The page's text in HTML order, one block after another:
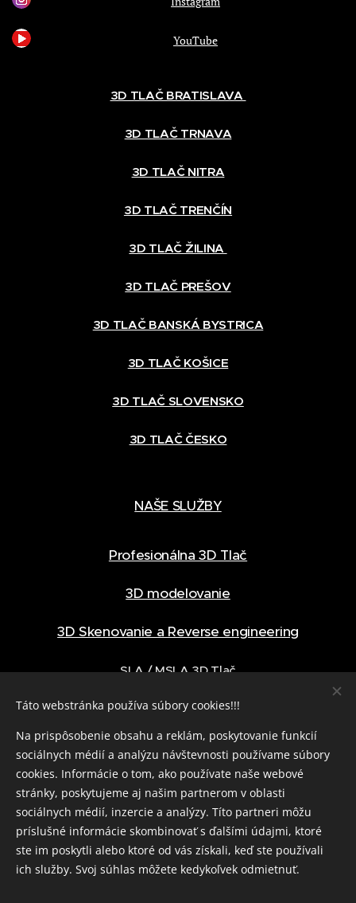
YouTube
3D TLAČ BRATISLAVA
3D TLAČ TRNAVA
3D TLAČ NITRA
3D TLAČ TRENČÍN
3D TLAČ ŽILINA
3D TLAČ PREŠOV
3D TLAČ BANSKÁ BYSTRICA
3D TLAČ KOŠICE
3D TLAČ SLOVENSKO
3D TLAČ ČESKO
NAŠE SLUŽBY
Profesionálna 3D Tlač
3D modelovanie
3D Skenovanie a Reverse engineering
SLA / MSLA 3D Tlač
Otváracie hodiny
Pondelok - Piatok 7:00 - 16:00
Online 6:30 - 21:00
GPDR+ Všeobecné obchodné podmienky
Táto webstránka používa súbory cookies!!!
Na prispôsobenie obsahu a reklám, poskytovanie funkcií
sociálnych médií a analýzu návštevnosti používame súbory
cookies. Informácie o tom, ako používate naše webové
stránky, poskytujeme aj našim partnerom v oblasti
sociálnych médií, inzercie a analýzy. Títo partneri môžu
príslušné informácie skombinovať s ďalšími údajmi, ktoré
ste im poskytli alebo ktoré od vás získali, keď ste používali
ich služby. Svoj súhlas môžete kedykoľvek odmietnuť.